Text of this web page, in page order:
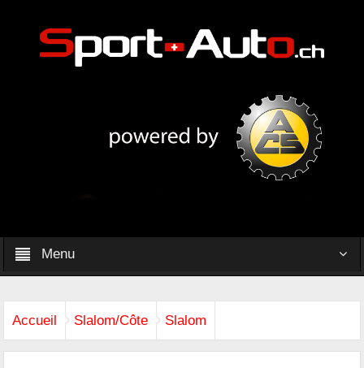
Menu
Accueil Slalom/Côte Slalom